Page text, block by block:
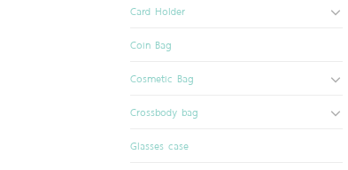
Card Holder
Coin Bag
Cosmetic Bag
Crossbody bag
Glasses case